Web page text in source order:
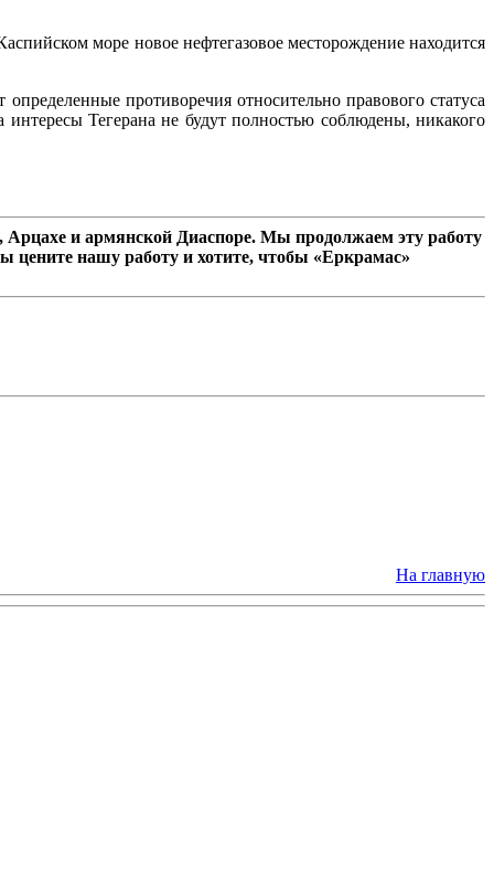
море новое нефтегазовое месторождение находится
противоречия относительно правового статуса
Тегерана не будут полностью соблюдены, никакого
и армянской Диаспоре. Мы продолжаем эту работу
цените нашу работу и хотите, чтобы «Еркрамас»
На главную